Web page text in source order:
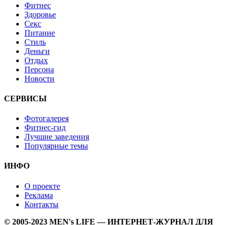
Фитнес
Здоровье
Секс
Питание
Стиль
Деньги
Отдых
Персона
Новости
СЕРВИСЫ
Фотогалерея
Фитнес-гид
Лучшие заведения
Популярные темы
ИНФО
О проекте
Реклама
Контакты
© 2005-2023 MEN's LIFE — ИНТЕРНЕТ-ЖУРНАЛ ДЛЯ